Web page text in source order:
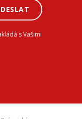
s Vašimi